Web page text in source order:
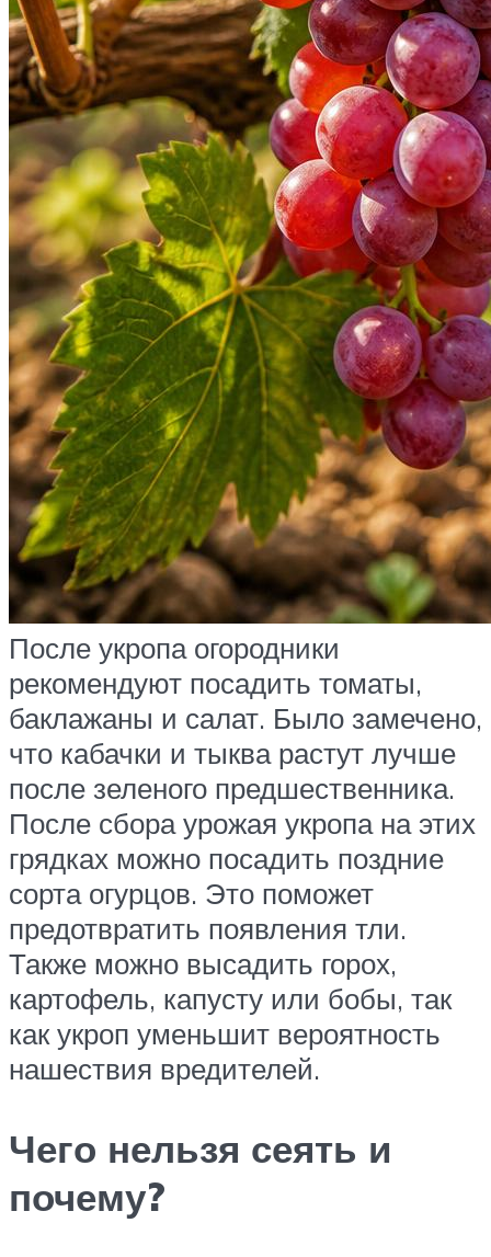
После укропа огородники
рекомендуют посадить томаты,
баклажаны и салат. Было замечено,
что кабачки и тыква растут лучше
после зеленого предшественника.
После сбора урожая укропа на этих
грядках можно посадить поздние
сорта огурцов. Это поможет
предотвратить появления тли.
Также можно высадить горох,
картофель, капусту или бобы, так
как укроп уменьшит вероятность
нашествия вредителей.
Чего нельзя сеять и
почему?